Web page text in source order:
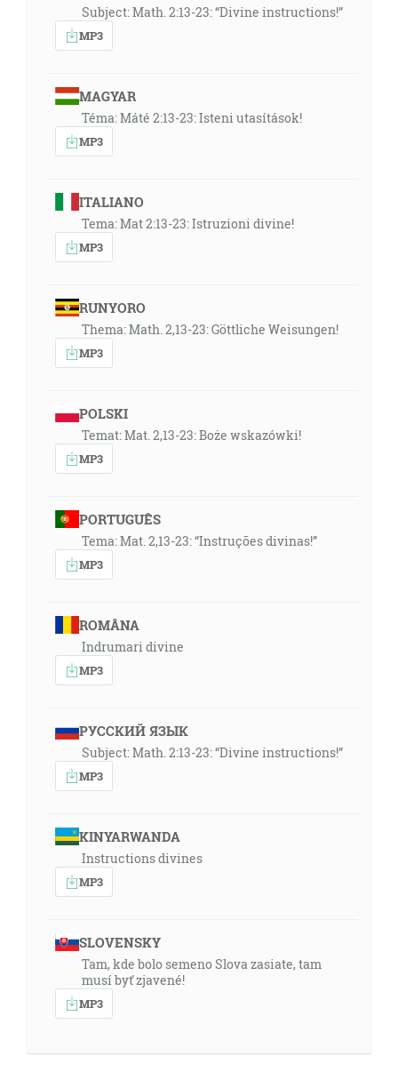
Subject: Math. 2:13-23: “Divine instructions!”
MP3
MAGYAR
Téma: Máté 2:13-23: Isteni utasítások!
MP3
ITALIANO
Tema: Mat 2:13-23: Istruzioni divine!
MP3
RUNYORO
Thema: Math. 2,13-23: Göttliche Weisungen!
MP3
POLSKI
Temat: Mat. 2,13-23: Boże wskazówki!
MP3
PORTUGUÊS
Tema: Mat. 2,13-23: “Instruções divinas!”
MP3
ROMÂNA
Indrumari divine
MP3
РУССКИЙ ЯЗЫК
Subject: Math. 2:13-23: “Divine instructions!”
MP3
KINYARWANDA
Instructions divines
MP3
SLOVENSKY
Tam, kde bolo semeno Slova zasiate, tam
musí byť zjavené!
MP3